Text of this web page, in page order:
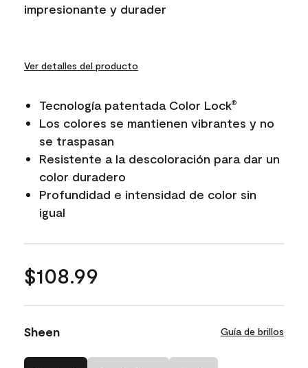
impresionante y durader
Ver detalles del producto
Tecnología patentada Color Lock®
Los colores se mantienen vibrantes y no
se traspasan
Resistente a la descoloración para dar un
color duradero
Profundidad e intensidad de color sin
igual
$108.99
Sheen Guía de brillos